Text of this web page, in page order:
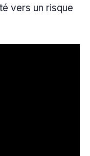
vers un risque